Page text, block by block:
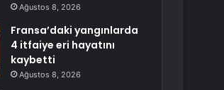
Ağustos 8, 2026
Fransa’daki yangınlarda
4 itfaiye eri hayatını
kaybetti
Ağustos 8, 2026